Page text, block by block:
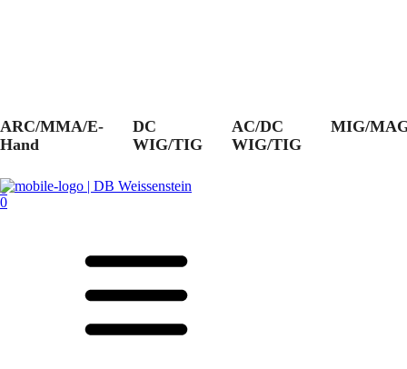
ARC/MMA/E-
Hand
DC
WIG/TIG
AC/DC
WIG/TIG
MIG/
0
0